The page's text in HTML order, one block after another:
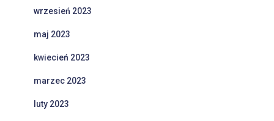
wrzesień 2023
maj 2023
kwiecień 2023
marzec 2023
luty 2023